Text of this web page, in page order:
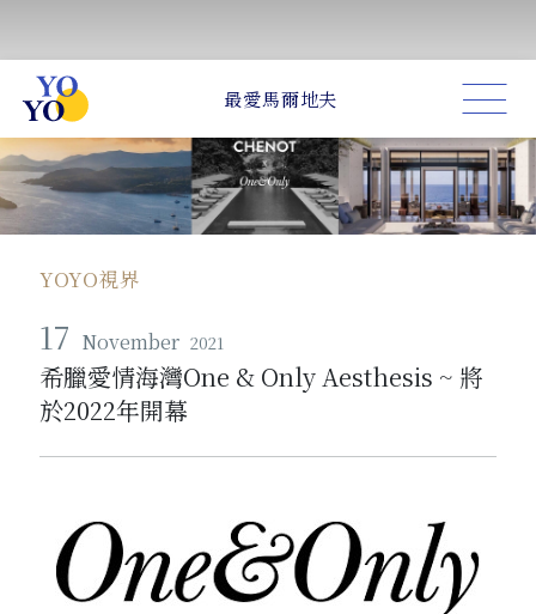
YOYO視界
希臘愛情海灣One & Only Aesthesis ~ 將
於2022年開幕
17 November 2021